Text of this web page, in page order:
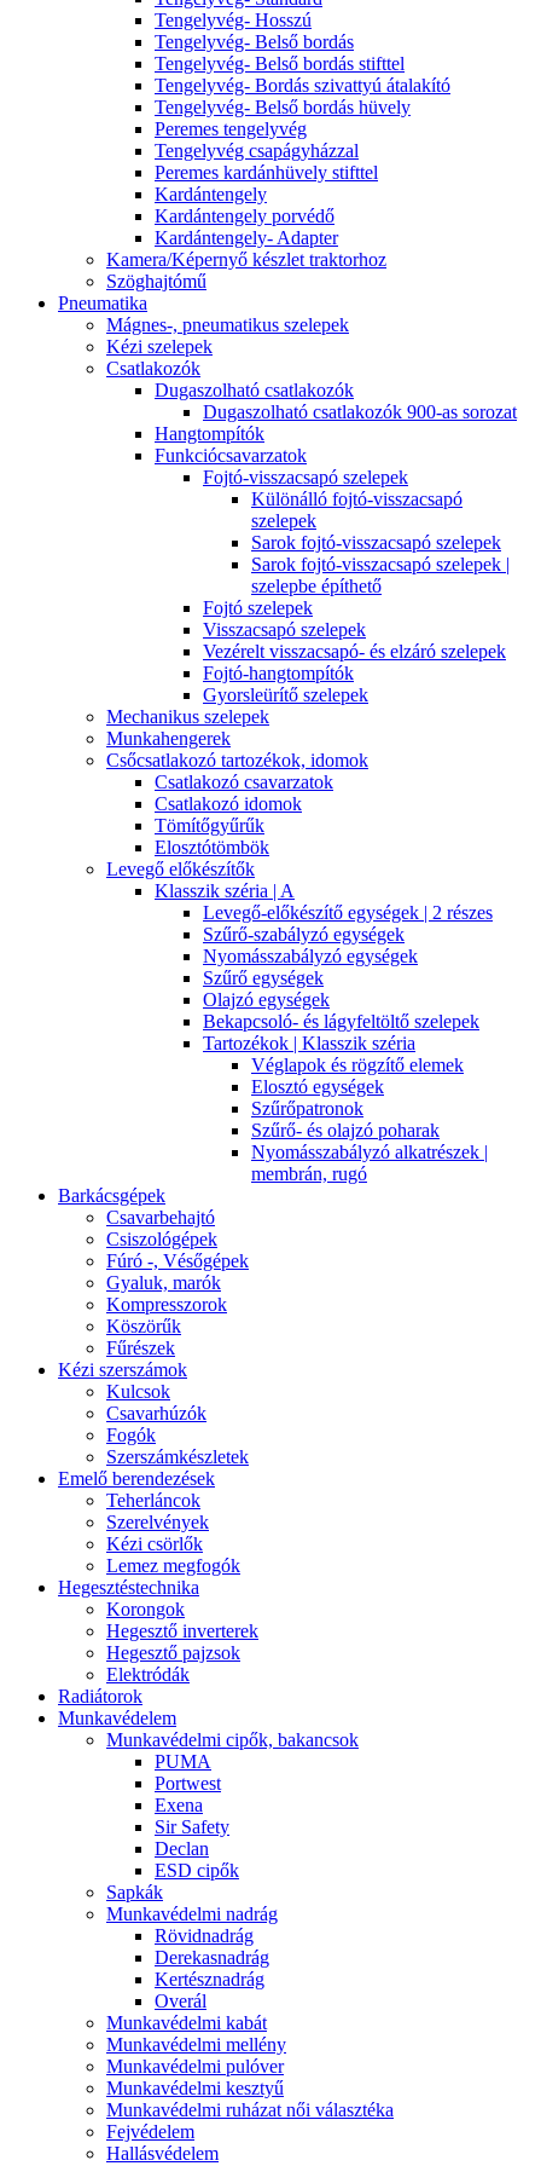
Tengelyvég- Hosszú
Tengelyvég- Belső bordás
Tengelyvég- Belső bordás stifttel
Tengelyvég- Bordás szivattyú átalakító
Tengelyvég- Belső bordás hüvely
Peremes tengelyvég
Tengelyvég csapágyházzal
Peremes kardánhüvely stifttel
Kardántengely
Kardántengely porvédő
Kardántengely- Adapter
Kamera/Képernyő készlet traktorhoz
Szöghajtómű
Pneumatika
Mágnes-, pneumatikus szelepek
Kézi szelepek
Csatlakozók
Dugaszolható csatlakozók
Dugaszolható csatlakozók 900-as sorozat
Hangtompítók
Funkciócsavarzatok
Fojtó-visszacsapó szelepek
Különálló fojtó-visszacsapó
szelepek
Sarok fojtó-visszacsapó szelepek
Sarok fojtó-visszacsapó szelepek |
szelepbe építhető
Fojtó szelepek
Visszacsapó szelepek
Vezérelt visszacsapó- és elzáró szelepek
Fojtó-hangtompítók
Gyorsleürítő szelepek
Mechanikus szelepek
Munkahengerek
Csőcsatlakozó tartozékok, idomok
Csatlakozó csavarzatok
Csatlakozó idomok
Tömítőgyűrűk
Elosztótömbök
Levegő előkészítők
Klasszik széria | A
Levegő-előkészítő egységek | 2 részes
Szűrő-szabályzó egységek
Nyomásszabályzó egységek
Szűrő egységek
Olajzó egységek
Bekapcsoló- és lágyfeltöltő szelepek
Tartozékok | Klasszik széria
Véglapok és rögzítő elemek
Elosztó egységek
Szűrőpatronok
Szűrő- és olajzó poharak
Nyomásszabályzó alkatrészek |
membrán, rugó
Barkácsgépek
Csavarbehajtó
Csiszológépek
Fúró -, Vésőgépek
Gyaluk, marók
Kompresszorok
Köszörűk
Fűrészek
Kézi szerszámok
Kulcsok
Csavarhúzók
Fogók
Szerszámkészletek
Emelő berendezések
Teherláncok
Szerelvények
Kézi csörlők
Lemez megfogók
Hegesztéstechnika
Korongok
Hegesztő inverterek
Hegesztő pajzsok
Elektródák
Radiátorok
Munkavédelem
Munkavédelmi cipők, bakancsok
PUMA
Portwest
Exena
Sir Safety
Declan
ESD cipők
Sapkák
Munkavédelmi nadrág
Rövidnadrág
Derekasnadrág
Kertésznadrág
Overál
Munkavédelmi kabát
Munkavédelmi mellény
Munkavédelmi pulóver
Munkavédelmi kesztyű
Munkavédelmi ruházat női választéka
Fejvédelem
Hallásvédelem